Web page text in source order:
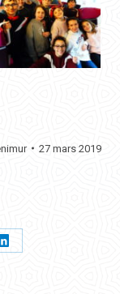
27 mars 2019
Partager